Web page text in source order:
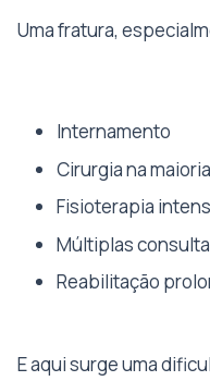
Uma fratura,
Internamento
Cirurgia na
Fisioterapia
Múltiplas
Reabilitação
E aqui surge uma